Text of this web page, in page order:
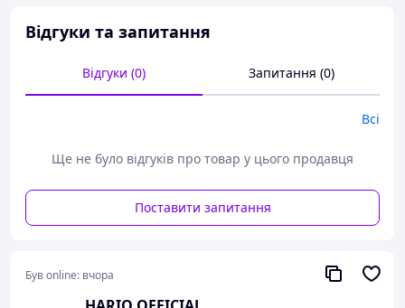
Основні переваги:
Заварник і графин з термостійкого
зручного важеля
Візуальний контроль за процесом заварювання
Підходить для всіх видів чаю
Об’єм: 800 мл (заварник і графин)
Сумісність з чайними аксесуарами HARIO
Відгуки та запитання
Відгуки (0) Запитання (0)
Всі
Ще не було відгуків про товар у цього продавця
Поставити запитання
Був online: вчора